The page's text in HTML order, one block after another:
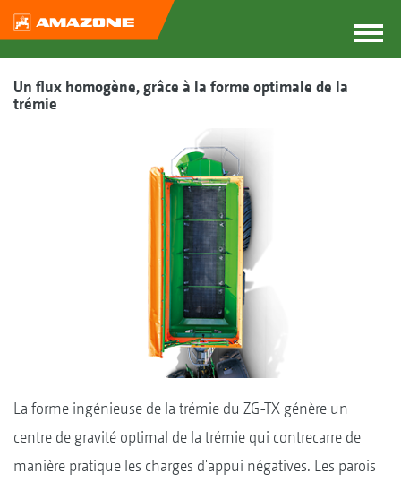
Un flux homogène, grâce à la forme optimale de la
trémie
La forme ingénieuse de la trémie du ZG-TX génère un
centre de gravité optimal de la trémie qui contrecarre de
manière pratique les charges d'appui négatives. Les parois